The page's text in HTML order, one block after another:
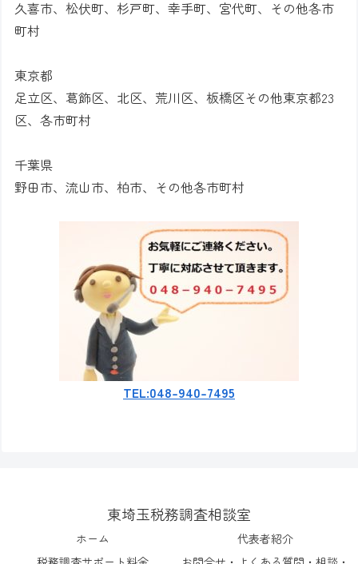
久喜市、松伏町、杉戸町、幸手町、宮代町、その他各市
町村
東京都
足立区、葛飾区、北区、荒川区、板橋区その他東京都23
区、各市町村
千葉県
野田市、流山市、柏市、その他各市町村
TEL:048-940-7495
東埼玉税務調査相談室
ホーム
代表者紹介